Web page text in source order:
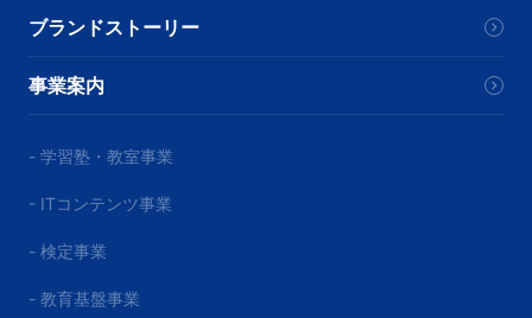
ブランドストーリー
事業案内
- 学習塾・教室事業
- ITコンテンツ事業
- 検定事業
- 教育基盤事業